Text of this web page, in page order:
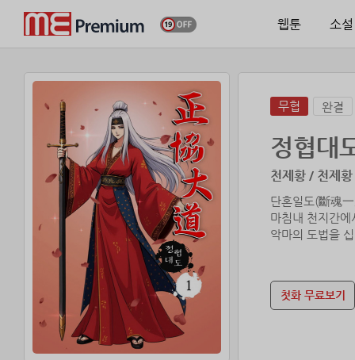
웹툰 소설
무협 완결
정협대
천제황 / 천제황
단혼일도(斷魂
마침내 천지간
악마의 도법을
이제 남은 것은
첫화 무료보기